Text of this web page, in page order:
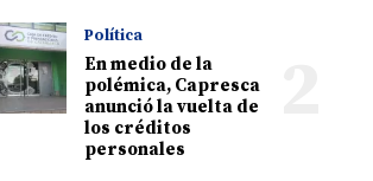
Política
En medio de la
polémica, Capresca
anunció la vuelta de
los créditos
personales